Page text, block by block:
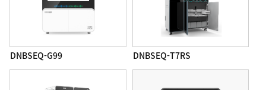
DNBSEQ-G99 DNBSEQ-T7RS